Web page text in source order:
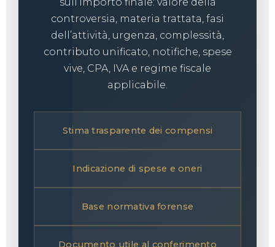
controversia, materia trattata, fasi
dell’attività, urgenza, complessità,
contributo unificato, notifiche, spese
vive, CPA, IVA e regime fiscale
applicabile.
Stima trasparente dei compensi
Indicazione di spese e oneri
Base normativa forense
Documento utile al conferimento